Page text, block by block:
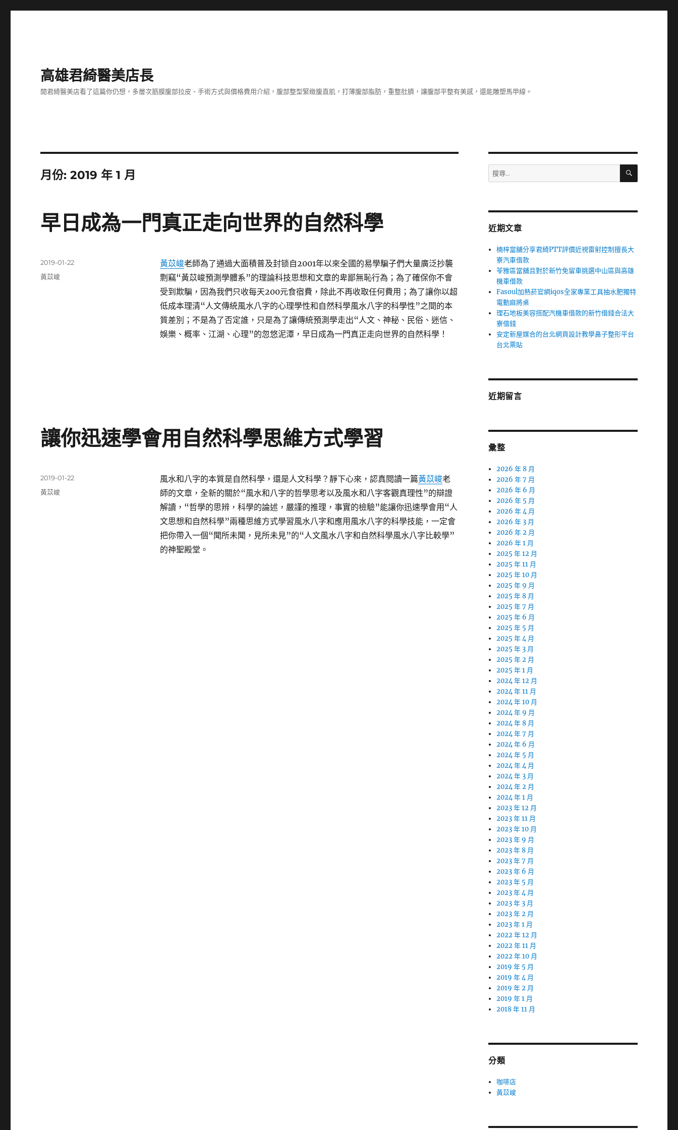
高雄君綺醫美店長
開君綺醫美店看了這篇你仍想，多層次筋膜腹部拉皮、手術方式與價格費用介紹，腹部整型緊緻腹直肌，打薄腹部脂肪，重整肚臍，讓腹部平整有美感，還能雕塑馬甲線。
月份:2019 年 1 月
早日成為一門真正走向世界的自然科學
黃苡峻老師為了通過大面積普及封锁自2001年以來全國的易學騙子們大量廣泛抄襲
剽竊“黃苡峻預測學體系”的理論科技思想和文章的卑鄙無恥行為；為了確保你不會
受到欺騙，因為我們只收每天200元食宿費，除此不再收取任何費用；為了讓你以超
低成本理清“人文傳統風水八字的心理學性和自然科學風水八字的科學性”之間的本
質差別；不是為了否定誰，只是為了讓傳統預測學走出“人文、神秘、民俗、迷信、
娛樂、概率、江湖、心理”的忽悠泥潭，早日成為一門真正走向世界的自然科學！
發
佈
2019-01-22
分
黃苡峻
讓你迅速學會用自然科學思維方式學習
風水和八字的本質是自然科學，還是人文科學？靜下心來，認真閱讀一篇黃苡峻老
師的文章，全新的關於“風水和八字的哲學思考以及風水和八字客觀真理性”的辯證
解讀，“哲學的思辨，科學的論述，嚴謹的推理，事實的檢驗”能讓你迅速學會用“人
文思想和自然科學”兩種思維方式學習風水八字和應用風水八字的科學技能，一定會
把你帶入一個“聞所未聞，見所未見”的“人文風水八字和自然科學風水八字比較學”
的神聖殿堂。
發
佈
2019-01-22
分
黃苡峻
搜
尋
字:
搜
近期文章
楠梓當舖分享君綺PTT評價近視雷射控制擅長大
寮汽車借款
苓雅區當舖且對於新竹免留車挑選中山區與高雄
機車借款
Fasoul加熱菸官網iqos全家專業工具抽水肥獨特
電動麻將桌
理石地板美容搭配汽機車借款的新竹借錢合法大
寮借錢
安定新屋媒合的台北網頁設計教學鼻子整形平台
台北票貼
近期留言
彙整
2026 年 8 月
2026 年 7 月
2026 年 6 月
2026 年 5 月
2026 年 4 月
2026 年 3 月
2026 年 2 月
2026 年 1 月
2025 年 12 月
2025 年 11 月
2025 年 10 月
2025 年 9 月
2025 年 8 月
2025 年 7 月
2025 年 6 月
2025 年 5 月
2025 年 4 月
2025 年 3 月
2025 年 2 月
2025 年 1 月
2024 年 12 月
2024 年 11 月
2024 年 10 月
2024 年 9 月
2024 年 8 月
2024 年 7 月
2024 年 6 月
2024 年 5 月
2024 年 4 月
2024 年 3 月
2024 年 2 月
2024 年 1 月
2023 年 12 月
2023 年 11 月
2023 年 10 月
2023 年 9 月
2023 年 8 月
2023 年 7 月
2023 年 6 月
2023 年 5 月
2023 年 4 月
2023 年 3 月
2023 年 2 月
2023 年 1 月
2022 年 12 月
2022 年 11 月
2022 年 10 月
2019 年 5 月
2019 年 4 月
2019 年 2 月
2019 年 1 月
2018 年 11 月
分類
咖啡店
黃苡峻